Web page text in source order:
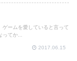
ームを愛していると言って
てか...
2017.06.15